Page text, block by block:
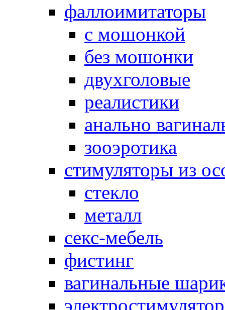
фаллоимитаторы
с мошонкой
без мошонки
двухголовые
реалистики
анально
зооэротика
стимуляторы из
стекло
металл
секс-мебель
фистинг
вагинальные